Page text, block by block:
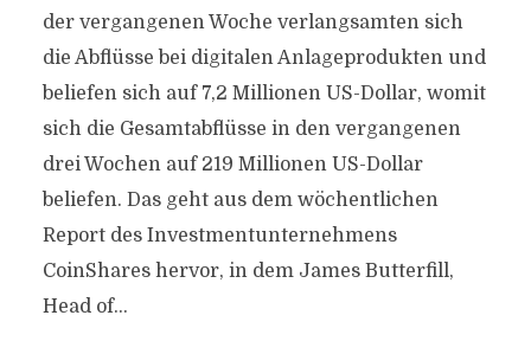
der vergangenen Woche verlangsamten sich
die Abflüsse bei digitalen Anlageprodukten und
beliefen sich auf 7,2 Millionen US-Dollar, womit
sich die Gesamtabflüsse in den vergangenen
drei Wochen auf 219 Millionen US-Dollar
beliefen. Das geht aus dem wöchentlichen
Report des Investmentunternehmens
CoinShares hervor, in dem James Butterfill,
Head of...